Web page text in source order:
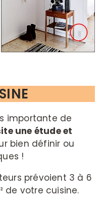
importante de
une étude et
bien définir ou
!
prévoient 3 à 6
de votre cuisine.